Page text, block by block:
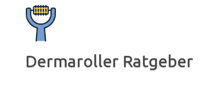
Inhalt
springen
Dermaroller Ratgeber